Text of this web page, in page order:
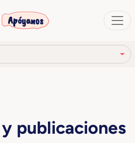
Apóyanos
Vídeo
y publicaciones